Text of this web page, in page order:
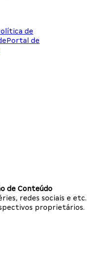
de
Portal de
de Conteúdo
redes sociais e etc.
proprietários.